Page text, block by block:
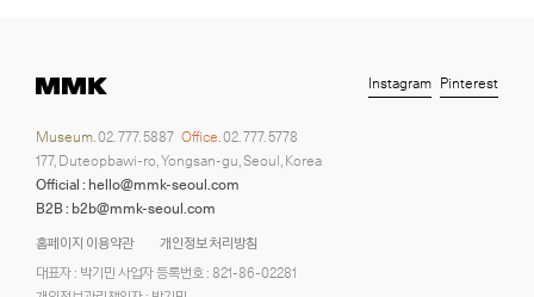
홈페이지 이용약관
개인정보 처리방침
대표자 : 박기민 사업자 등록번호 : 821-86-02281
Museum.02. 777. 5887 Office.02. 777. 5778
177, Duteopbawi-ro, Yongsan-gu, Seoul, Korea
Official : hello@mmk-seoul.com
B2B : b2b@mmk-seoul.com
Instagram Pinterest